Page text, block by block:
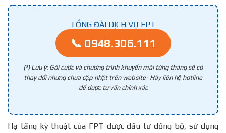
TỔNG ĐÀI DỊCH VỤ FPT
📞 0948.306.111
(*) Lưu ý: Gói cước và chương trình khuyến mãi từng tháng sẽ có
thay đổi nhưng chưa cập nhật trên website- Hãy liên hệ hotline
để được tư vấn chính xác
Hạ tầng kỹ thuật của FPT được đầu tư đồng bộ, sử dụng